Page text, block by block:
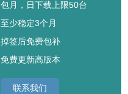
包月，日下载上限50台
至少稳定3个月
掉签后免费包补
免费更新高版本
联系我们